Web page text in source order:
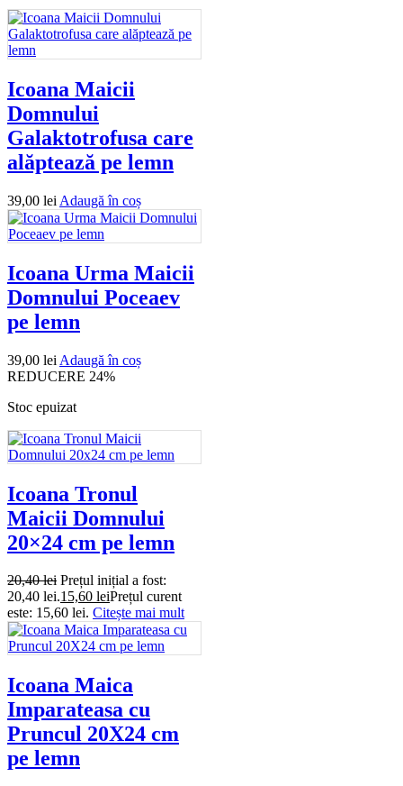
Icoana Maicii
Domnului
Galaktotrofusa care
alăptează pe lemn
39,00 lei Adaugă în coș
Icoana Urma Maicii
Domnului Poceaev
pe lemn
39,00 lei Adaugă în coș
REDUCERE 24%
Stoc epuizat
Icoana Tronul
Maicii Domnului
20×24 cm pe lemn
20,40lei Prețul inițial a fost:
20,40 lei.15,60 leiPrețul curent
este: 15,60 lei. Citește mai mult
Icoana Maica
Imparateasa cu
Pruncul 20X24 cm
pe lemn